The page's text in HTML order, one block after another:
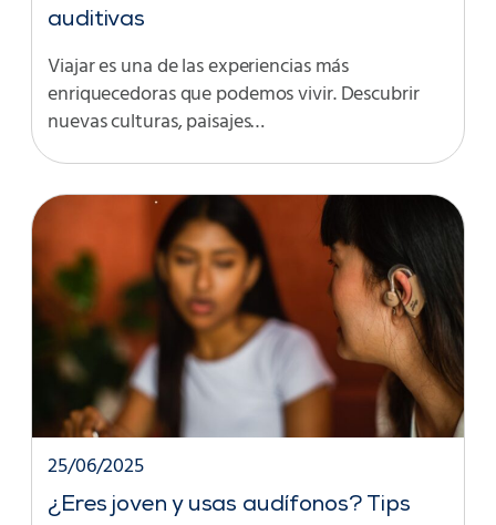
auditivas
Viajar es una de las experiencias más
enriquecedoras que podemos vivir. Descubrir
nuevas culturas, paisajes…
¿Eres joven y usas audífonos? Tips
25/06/2025